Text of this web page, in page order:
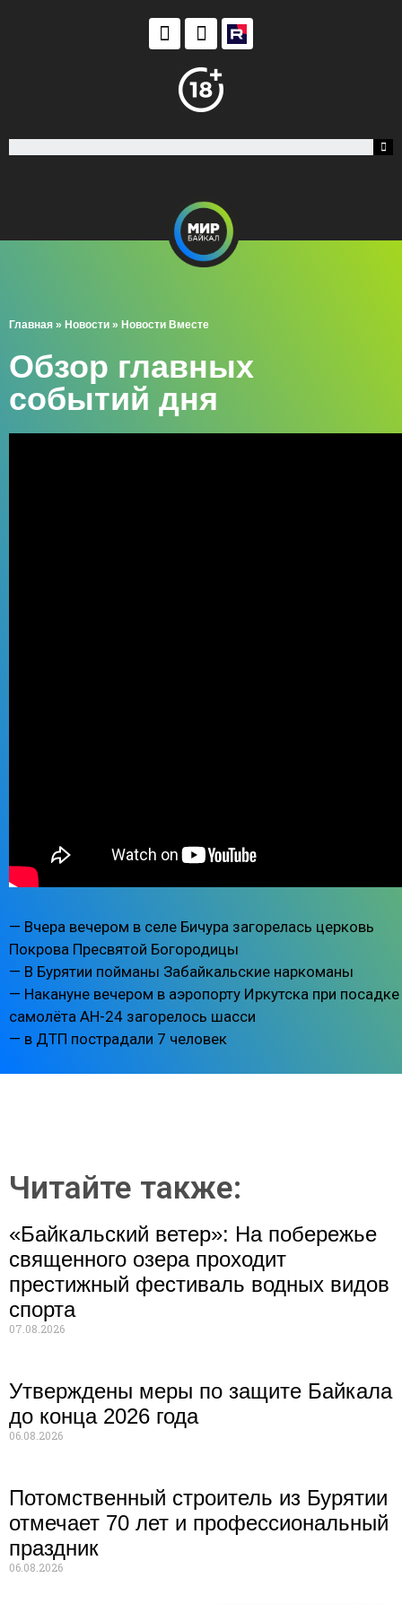
Главная » Новости » Новости Вместе
Обзор главных
событий дня
— Вчера вечером в селе Бичура загорелась церковь
Покрова Пресвятой Богородицы
— В Бурятии пойманы Забайкальские наркоманы
— Накануне вечером в аэропорту Иркутска при посадке
самолёта АН-24 загорелось шасси
— в ДТП пострадали 7 человек
Читайте также:
«Байкальский ветер»: На побережье
священного озера проходит
престижный фестиваль водных видов
спорта
07.08.2026
Утверждены меры по защите Байкала
до конца 2026 года
06.08.2026
Потомственный строитель из Бурятии
отмечает 70 лет и профессиональный
праздник
06.08.2026